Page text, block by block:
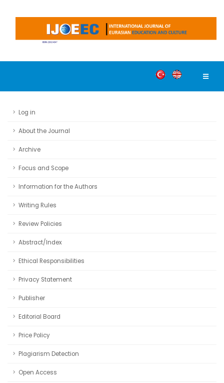
Log in
About the Journal
Archive
Focus and Scope
Information for the Authors
Writing Rules
Review Policies
Abstract/Index
Ethical Responsibilities
Privacy Statement
Publisher
Editorial Board
Price Policy
Plagiarism Detection
Open Access